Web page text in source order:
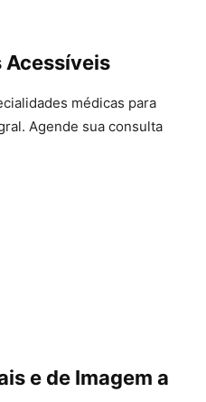
Acessíveis
médicas para
Agende sua consulta
e de Imagem a